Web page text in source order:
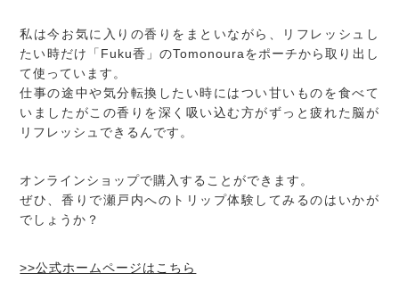
私は今お気に入りの香りをまといながら、リフレッシュし
たい時だけ「Fuku香」のTomonouraをポーチから取り出し
て使っています。
仕事の途中や気分転換したい時にはつい甘いものを食べて
いましたがこの香りを深く吸い込む方がずっと疲れた脳が
リフレッシュできるんです。
オンラインショップで購入することができます。
ぜひ、香りで瀬戸内へのトリップ体験してみるのはいかが
でしょうか？
>>公式ホームページはこちら